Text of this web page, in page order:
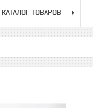
КАТАЛОГ ТОВАРОВ